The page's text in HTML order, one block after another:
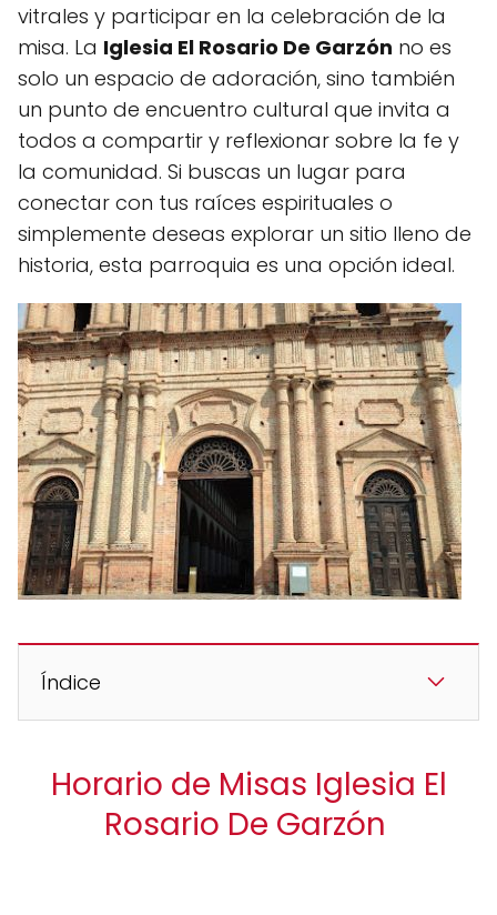
vitrales y participar en la celebración de la
misa. La Iglesia El Rosario De Garzón no es
solo un espacio de adoración, sino también
un punto de encuentro cultural que invita a
todos a compartir y reflexionar sobre la fe y
la comunidad. Si buscas un lugar para
conectar con tus raíces espirituales o
simplemente deseas explorar un sitio lleno de
historia, esta parroquia es una opción ideal.
Índice
Horario de Misas Iglesia El
Rosario De Garzón